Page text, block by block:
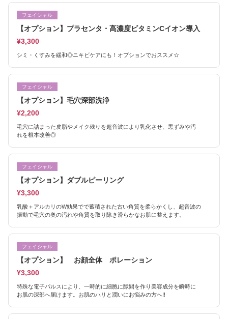
フェイシャル
【オプション】プラセンタ・高濃度ビタミンCイオン導入
¥3,300
シミ・くすみを緩和◎ニキビケアにも！オプションでおススメ☆
フェイシャル
【オプション】毛穴深部洗浄
¥2,200
毛穴に詰まった皮脂やメイク残りを超音波により乳化させ、黒ずみや汚
れを根本改善◎
フェイシャル
【オプション】ダブルピーリング
¥3,300
乳酸＋アルカリのW効果でで蓄積された古い角質を柔らかくし、超音波の
振動で毛穴の奥の汚れや角質を取り除き滑らかなお肌に整えます。
フェイシャル
【オプション】 お顔全体 ポレーション
¥3,300
特殊な電子パルスにより、一時的に細胞に隙間を作り美容成分を瞬時に
お肌の深部へ届けます。お肌のハリと潤いにお悩みの方へ!!